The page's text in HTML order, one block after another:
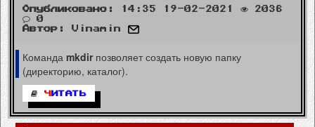
Опубликовано: 14:35 19-02-2021
2036
0
Автор:
Vinamin
Команда mkdirпозволяет создать новую папку
(директорию, каталог).
Ч ИТАТЬ